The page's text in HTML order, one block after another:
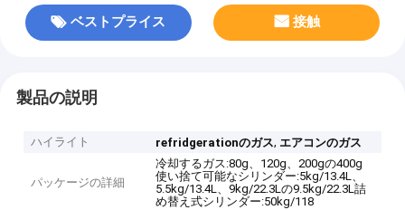
ベストプライス 接触
製品の説明
ハイライト refridgerationのガス, エアコンのガス
パッケージの詳細
冷却するガス:80g、120g、200gの400g
使い捨て可能なシリンダー:5kg/13.4L、
5.5kg/13.4L、9kg/22.3Lの9.5kg/22.3L詰
め替え式シリンダー:50kg/118